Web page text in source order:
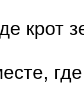
крот